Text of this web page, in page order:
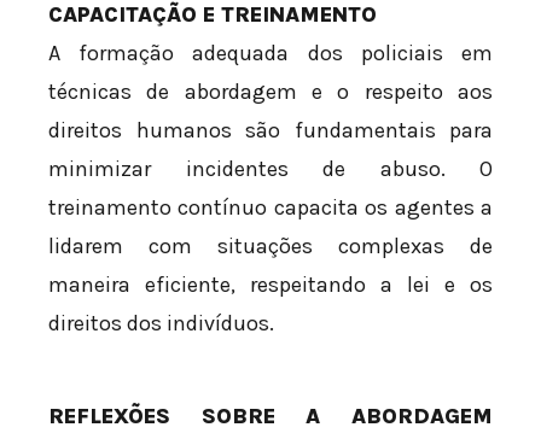
CAPACITAÇÃO E TREINAMENTO
A formação adequada dos policiais em
técnicas de abordagem e o respeito aos
direitos humanos são fundamentais para
minimizar incidentes de abuso. O
treinamento contínuo capacita os agentes a
lidarem com situações complexas de
maneira eficiente, respeitando a lei e os
direitos dos indivíduos.
REFLEXÕES SOBRE A ABORDAGEM